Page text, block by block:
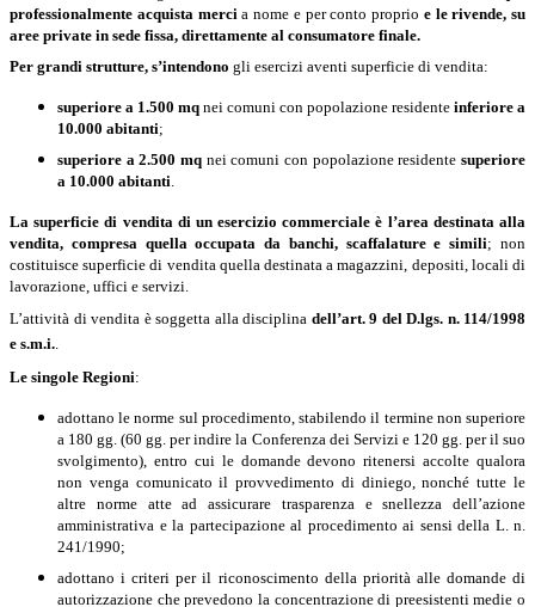
professionalmente acquista mercia nome e per conto proprio e le rivende, su
aree private in sede fissa, direttamente al consumatore finale.
Per grandi strutture, s’intendono gli esercizi aventi superficie di vendita:
superiore a 1.500 mq nei comuni con popolazione residente inferiore a
10.000 abitanti;
superiore a 2.500 mq nei comuni con popolazione residente superiore
a 10.000 abitanti
La superficie di vendita di un esercizio commerciale è l’area destinata alla
vendita, compresa quella occupata da banchi, scaffalature e simili; non
costituisce superficie di vendita quella destinata a magazzini, depositi, locali di
lavorazione, uffici e servizi.
L’attività di vendita è soggetta alla disciplina dell’art. 9 del D.lgs. n. 114/1998
e s.m.i.
Le singole Regioni:
adottano le norme sul procedimento, stabilendo il termine non superiore
a 180 gg. (60 gg. per indire la Conferenza dei Servizi e 120 gg. per il suo
svolgimento), entro cui le domande devono ritenersi accolte qualora
non venga comunicato il provvedimento di diniego, nonché tutte le
altre norme atte ad assicurare trasparenza e snellezza dell’azione
amministrativa e la partecipazione al procedimento ai sensi della L. n.
241/1990;
adottano i criteri per il riconoscimento della priorità alle domande di
autorizzazione che prevedono la concentrazione di preesistenti medie o